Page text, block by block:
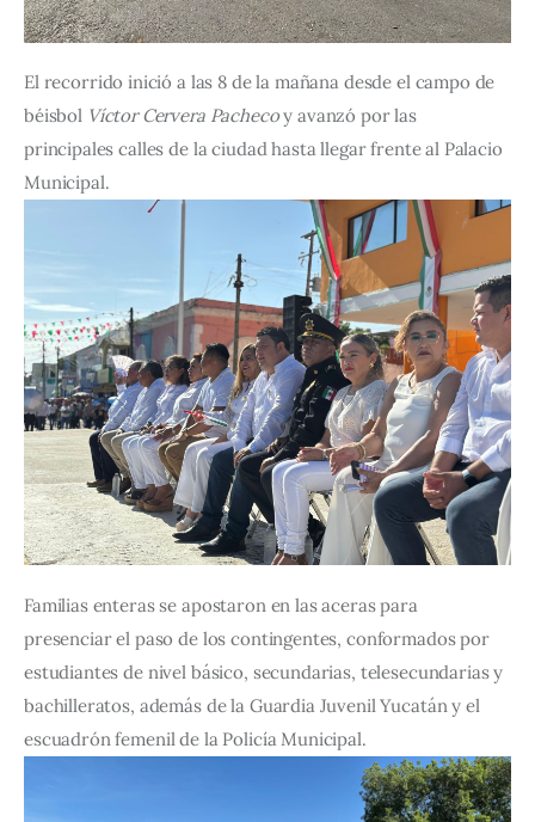
El recorrido inició a las 8 de la mañana desde el campo de
béisbol Víctor Cervera Pacheco y avanzó por las
principales calles de la ciudad hasta llegar frente al Palacio
Municipal.
Familias enteras se apostaron en las aceras para
presenciar el paso de los contingentes, conformados por
estudiantes de nivel básico, secundarias, telesecundarias y
bachilleratos, además de la Guardia Juvenil Yucatán y el
escuadrón femenil de la Policía Municipal.